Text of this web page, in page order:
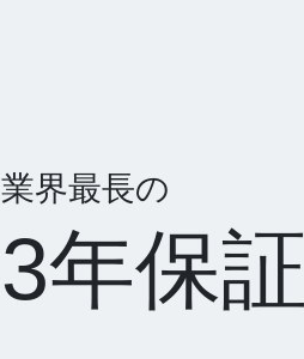
業界最長の
3年保証